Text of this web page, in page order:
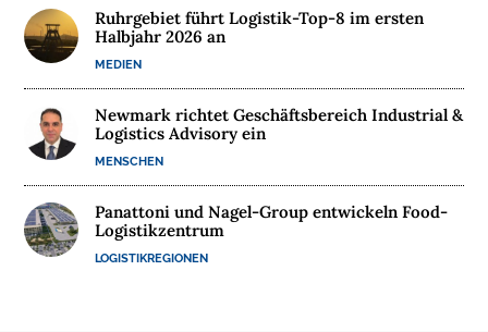
E
D
I
E
N

D
u
Ruhrgebiet führt Logistik-Top-8 im ersten
Halbjahr 2026 an
MEDIEN
Newmark richtet Geschäftsbereich Industrial &
Logistics Advisory ein
MENSCHEN
Panattoni und Nagel-Group entwickeln Food-
Logistikzentrum
LOGISTIKREGIONEN